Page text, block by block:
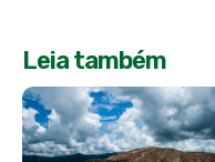
Leia também